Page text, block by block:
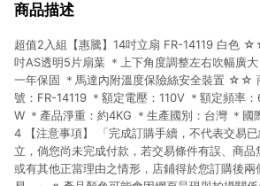
商品描述
超值2入組【惠騰】14吋立扇 FR-14119 白
吋AS透明5片扇葉 ＊上下角度調整左右吹幅廣
一年保固 ＊馬達內附溫度保險絲安全裝置
號：FR-14119 ＊額定電壓：110V ＊額定頻率
W ＊產品淨重：約4KG ＊生產國別：台灣 ＊國
4 【注意事項】 「完成訂購手續，不代表交易
立，倘您尚未完成付款，若交易條件有誤、商品
或有其他正當理由之情形，店鋪得於您訂購後兩